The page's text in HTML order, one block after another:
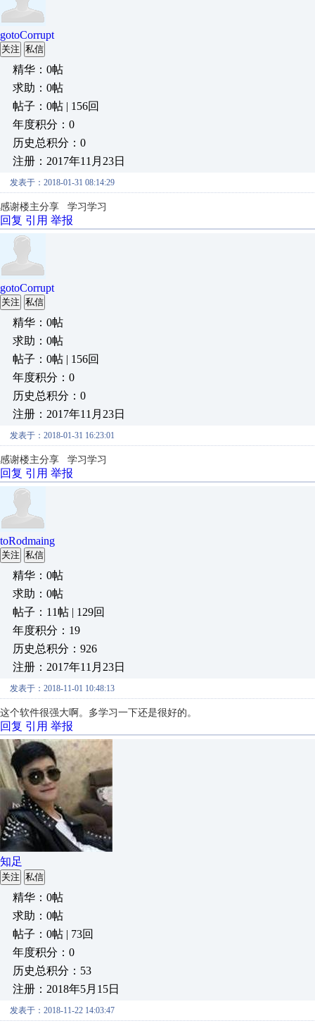
gotoCorrupt
关注 私信
精华：0帖
求助：0帖
帖子：0帖 | 156回
年度积分：0
历史总积分：0
注册：2017年11月23日
发表于：2018-01-31 08:14:29
感谢楼主分享 学习学习
回复 引用 举报
gotoCorrupt
关注 私信
精华：0帖
求助：0帖
帖子：0帖 | 156回
年度积分：0
历史总积分：0
注册：2017年11月23日
发表于：2018-01-31 16:23:01
感谢楼主分享 学习学习
回复 引用 举报
toRodmaing
关注 私信
精华：0帖
求助：0帖
帖子：11帖 | 129回
年度积分：19
历史总积分：926
注册：2017年11月23日
发表于：2018-11-01 10:48:13
这个软件很强大啊。多学习一下还是很好的。
回复 引用 举报
知足
关注 私信
精华：0帖
求助：0帖
帖子：0帖 | 73回
年度积分：0
历史总积分：53
注册：2018年5月15日
发表于：2018-11-22 14:03:47